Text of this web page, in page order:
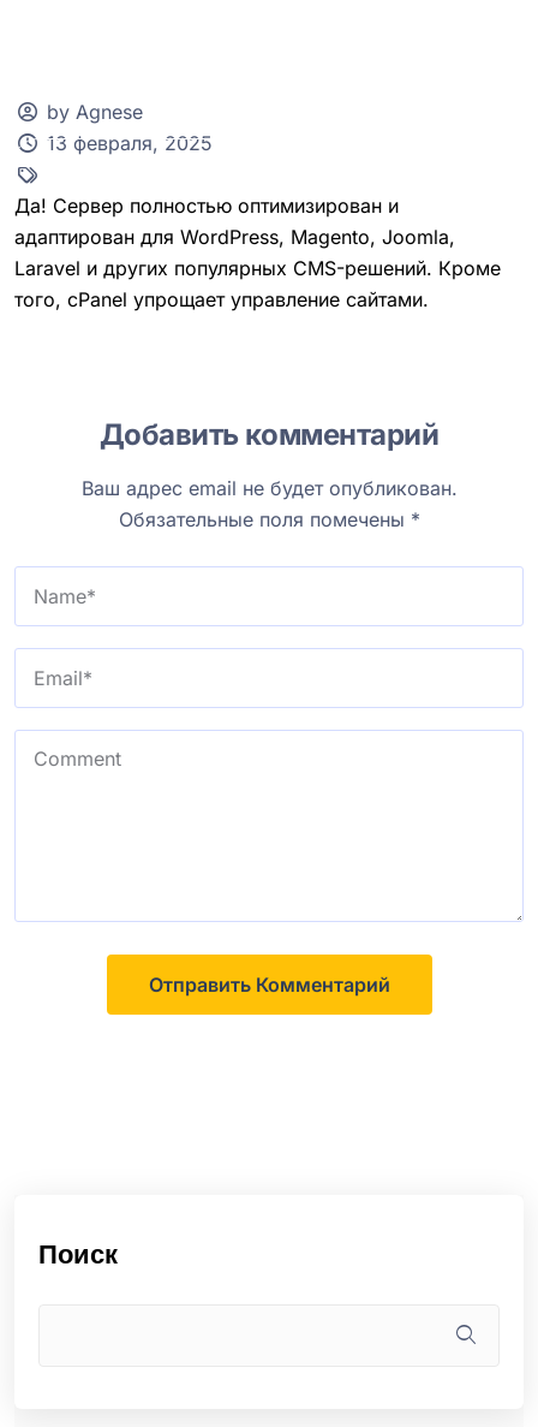
by Agnese
13 февраля, 2025
Да! Сервер полностью оптимизирован и
адаптирован для WordPress, Magento, Joomla,
Laravel и других популярных CMS-решений. Кроме
того, cPanel упрощает управление сайтами.
Добавить комментарий
Ваш адрес email не будет опубликован.
Обязательные поля помечены *
Поиск